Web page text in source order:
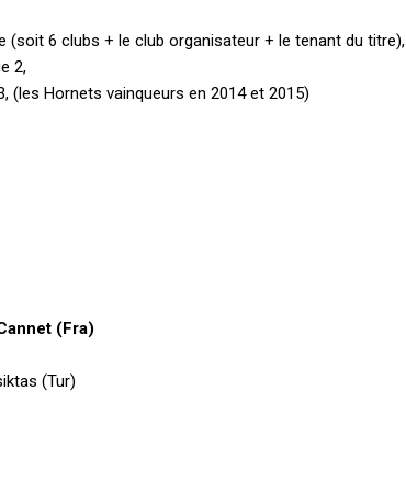
(soit 6 clubs + le club organisateur + le tenant du titre),
2,
(les Hornets vainqueurs en 2014 et 2015)
(Fra)
(Tur)